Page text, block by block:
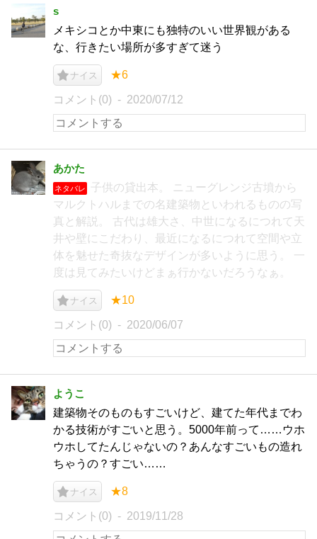
s
メキシコとか中東にも独特のいい世界観がある
な、行きたい場所が多すぎて迷う
ナイス ★6
コメント(0) 2020/07/12
あかた
ネタバレ
子供の貸出本。 ニューグレンジ古墳から
マルクトハルまでの名建築物といわれるものの写
真と解説。 古代は雄大さ、中世になるにつれて天
井や壁にこだわり、最近になるにつれて空間や立
体を魅せた奇抜なデザインが多いように思う。 一
度は見てみたいけどまぁ行かないだろうなぁ。
ナイス ★10
コメント(0) 2020/06/07
ようこ
建築物そのものもすごいけど、建てた年代までわ
かる技術がすごいと思う。5000年前って……ウホ
ウホしてたんじゃないの？あんなすごいもの造れ
ちゃうの？すごい……
ナイス ★8
コメント(0) 2019/11/28